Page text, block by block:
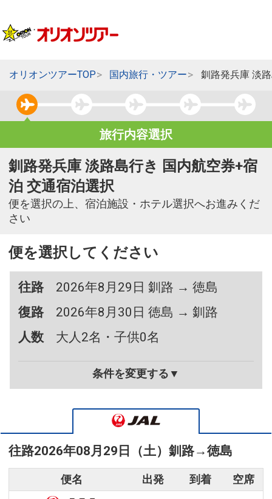
オリオンツアーTOP 国内旅行・ツアー 釧路発兵庫 淡
旅行内容選択
釧路発兵庫 淡路島行き 国内航空券+宿
泊 交通宿泊選択
便を選択の上、宿泊施設・ホテル選択へお進みくだ
さい
便を選択してください
往路
2026年8月29日 釧路 → 徳島
復路
2026年8月30日 徳島 → 釧路
人数
大人2名・子供0名
条件を変更する▼
往路2026年08月29日（土） 釧路→徳島
便名 出発 到着 空席